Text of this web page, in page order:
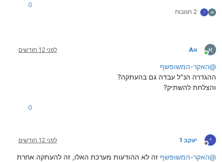
א י 2 תגובות
0
א
מחובר
אA לפני 12 חודשים
@האקר-המשופשף
ההגדרה הנ"ל עבדה גם בהעתקה?
והצלחת להשתיק?
0
י
מנותק
יעקב 1 לפני 12 חודשים
@האקר-המשופשף זה לא ההודעות מערכת האלו, זה להעתקה אחרת